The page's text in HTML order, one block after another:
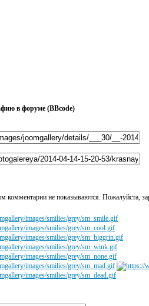
в форуме (BBcode)
комментарии не показываются. Пожалуйста,